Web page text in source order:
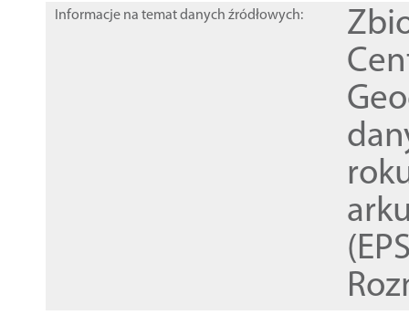
Informacje na temat danych źródłowych: